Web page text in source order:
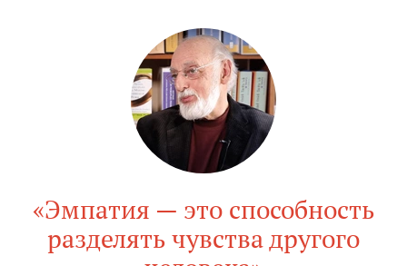
«Эмпатия — это способность
разделять чувства другого